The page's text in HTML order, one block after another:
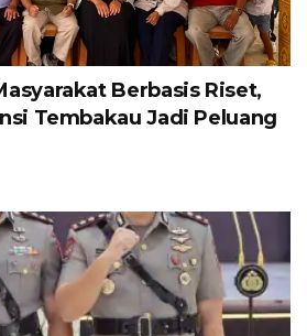
Berbasis Riset,
Tembakau Jadi Peluang